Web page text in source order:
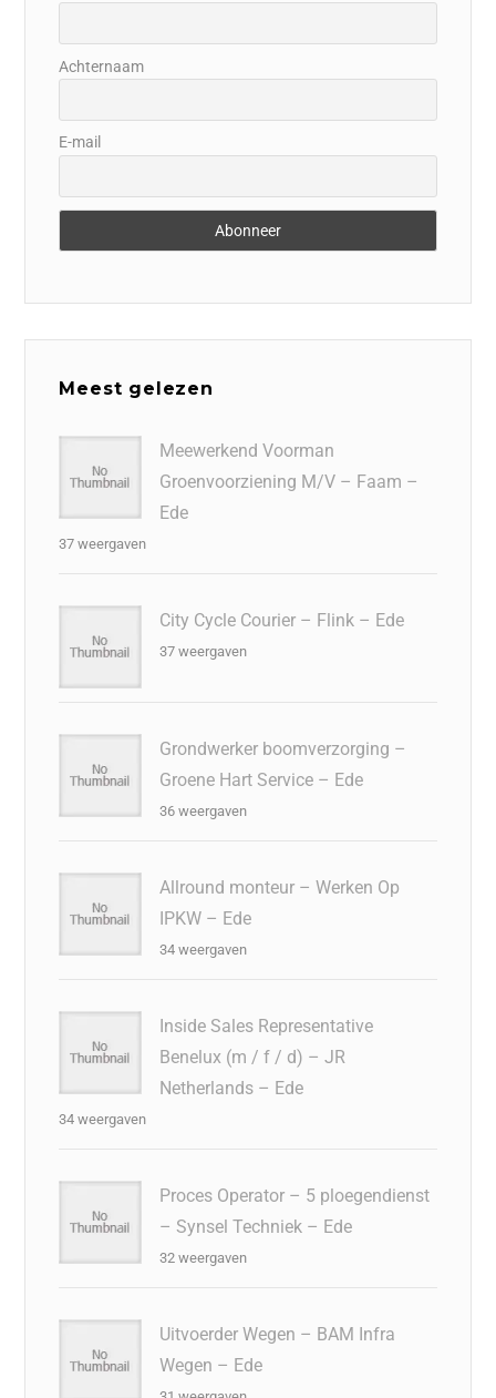
Achternaam
E-mail
Meest gelezen
Meewerkend Voorman
Groenvoorziening M/V – Faam –
Ede
37 weergaven
City Cycle Courier – Flink – Ede
37 weergaven
Grondwerker boomverzorging –
Groene Hart Service – Ede
36 weergaven
Allround monteur – Werken Op
IPKW – Ede
34 weergaven
Inside Sales Representative
Benelux (m / f / d) – JR
Netherlands – Ede
34 weergaven
Proces Operator – 5 ploegendienst
– Synsel Techniek – Ede
32 weergaven
Uitvoerder Wegen – BAM Infra
Wegen – Ede